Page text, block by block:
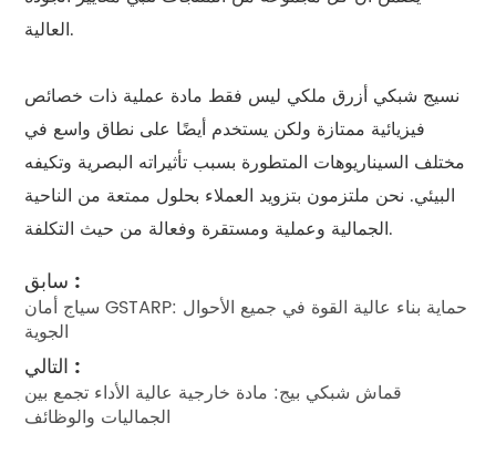
العالية.
نسيج شبكي أزرق ملكي ليس فقط مادة عملية ذات خصائص
فيزيائية ممتازة ولكن يستخدم أيضًا على نطاق واسع في
مختلف السيناريوهات المتطورة بسبب تأثيراته البصرية وتكيفه
البيئي. نحن ملتزمون بتزويد العملاء بحلول ممتعة من الناحية
الجمالية وعملية ومستقرة وفعالة من حيث التكلفة.
سابق :
سياج أمان GSTARP: حماية بناء عالية القوة في جميع الأحوال
الجوية
التالي :
قماش شبكي بيج: مادة خارجية عالية الأداء تجمع بين
الجماليات والوظائف